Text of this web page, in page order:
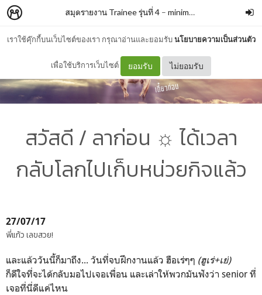
เราใช้คุ๊กกี้บนเว็บไซต์ของเรา กรุณาอ่านและยอมรับนโยบายความเป็นส่วนตัว
เพื่อใช้บริการเว็บไซต์ ยอมรับ ไม่ยอมรับ
สมุดรายงาน Trainee รุ่นที่ 4 – minimoretrainee
สวัสดี / ลาก่อน ☼ ได้เวลา
กลับโลกไปเก็บหน่วยกิจแล้ว
27/07/17
พี่แก้ว เลขสวย!
และแล้ววันนี้ก็มาถึง... วันที่จบฝึกงานแล้ว ฮือเร่ๆๆ (ฮูเร่+เย่)
ก็ดีใจที่จะได้กลับมอไปเจอเพื่อน และเล่าให้พวกมันฟังว่า senior ที่
เจอที่นี่ดีแค่ไหน